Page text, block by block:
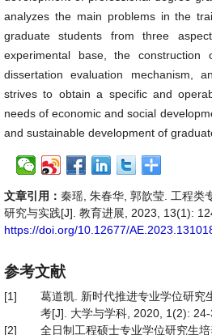
analyzes the main problems in the
graduate students from three
experimental base, the
dissertation evaluation mechanism,
strives to obtain a specific and
needs of economic and social
and sustainable development of
文章引用： 秦瑶, 朱春华, 郭歆莹. 工程类
研究与实践[J]. 教育进展, 2023, 13(1):
https://doi.org/10.12677/
参考文献
[1]
葛道凯. 新时代推进专业学位研究
考[J]. 大学与学科, 2020, 1(2): 24-
[2]
全日制工程硕士专业学位研究生